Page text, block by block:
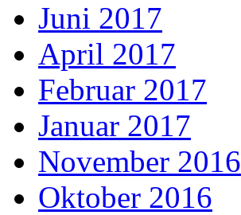
Juni 2017
April 2017
Februar 2017
Januar 2017
November 2016
Oktober 2016